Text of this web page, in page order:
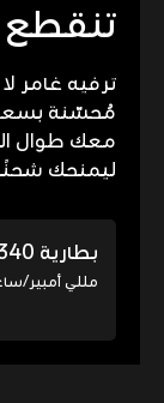
تنقطع
ترفيه غامر
مُحسّنة بسعة 9340 مللي أمبير/
معك طوال
ليمنحك شحنًا
بطارية 9340
مللي أمبير/